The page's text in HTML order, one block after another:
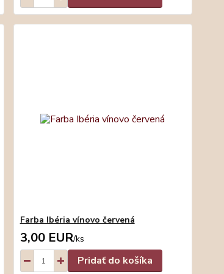
Farba Ibéria vínovo červená
3,00 EUR/ks
Pridať do košíka